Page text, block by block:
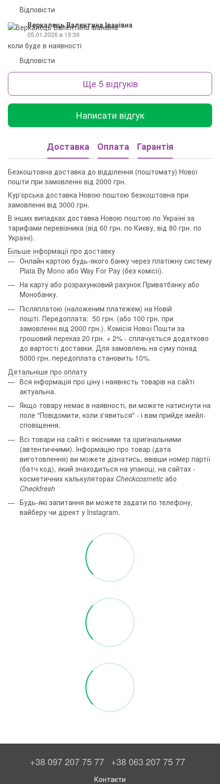
Відповісти
Веркалець Валентина Іванівна
05.01.2026 в 19:39
коли буде в наявності
Відповісти
Ще 5 відгуків
Написати відгук
Доставка Оплата Гарантія
Безкоштовна доставка до відділення (поштомату) Нової
пошти при замовленні від 2000 грн.
Кур'єрська доставка Новою поштою безкоштовна при
замовленні від 3000 грн.
В інших випадках доставка Новою поштою по Україні за
тарифами перевізника (від 60 грн. по Києву, від 80 грн. по
Україні).
Більше інформації про доставку
Онлайн картою будь-якого банку через платіжну систему
Plata By Mono або Way For Pay (без комісії).
На карту або розрахунковий рахунок Приватбанку або
Монобанку.
Післяплатою (наложеним платежем) на Новій
пошті. Передоплата: 50 грн. (або 100 грн. при
замовленні від 2000 грн.). Комісія Нової Пошти за
грошовий переказ 20 грн. + 2% - сплачується додатково
до вартості доставки. Для замовлень на суму понад
5000 грн. передоплата становить 10%.
Детальніше про оплату
Вся інформація про ціну і наявність товарів на сайті
актуальна.
Якщо товару немає в наявності, ви можете натиснути на
поле "Повідомити, коли з'явиться" - і вам прийде імейл-
сповіщення.
Всі товари на сайті є якісними та оригінальними
(автентичними). Інформацію про товар (дата
виготовлення) ви можете дізнатись, ввівши номер партії
(батч код), який знаходиться на упакоці, на сайтах -
косметичних калькуляторах Checkcosmetic або
Checkfresh
Будь-які запитання ви можете задати по телефону,
вайберу чи дірект у Instagram.
+38 097 207 75 77 +38 063 207 75 77
Контакти